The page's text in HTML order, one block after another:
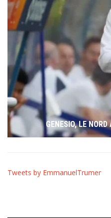
GENESIO, LE
Tweets by EmmanuelTrumer